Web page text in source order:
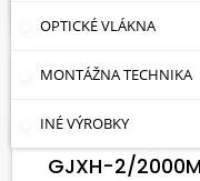
OPTICKÉ VLÁKNA
MONTÁŽNA TECHNIKA
INÉ VÝROBKY
VLOŽIŤ DO KOŠÍKA
OPTICKÉ VLÁKNO
GJXH-2/